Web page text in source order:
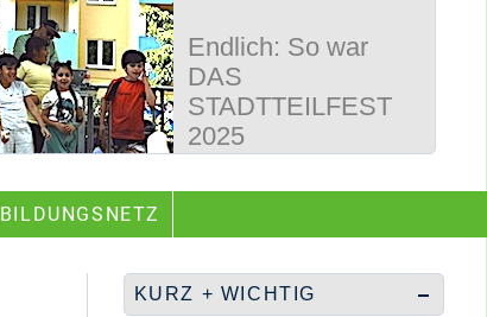
BILDUNGSNETZ
KURZ + WICHTIG
Endlich: So war
DAS
STADTTEILFEST
2025
Wegbereiter &